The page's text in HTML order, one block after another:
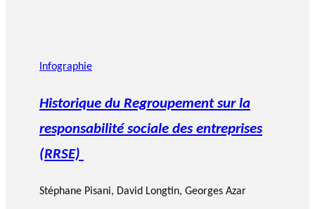
Infographie
Historique du Regroupement sur la
responsabilité sociale des entreprises
(RRSE)
Stéphane Pisani, David Longtin, Georges Azar